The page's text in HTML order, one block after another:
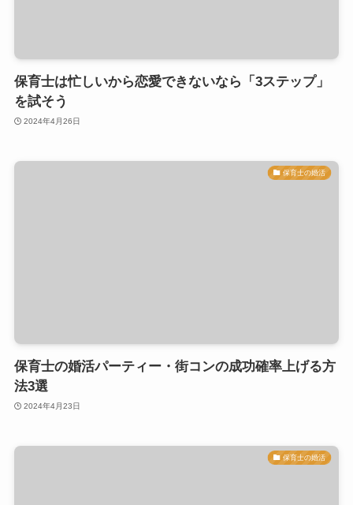
保育士は忙しいから恋愛できないなら「3ステップ」
を試そう
2024年4月26日
保育士の婚活
保育士の婚活パーティー・街コンの成功確率上げる方
法3選
2024年4月23日
保育士の婚活